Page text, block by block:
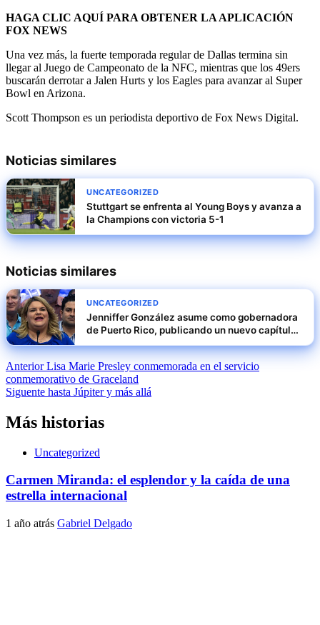
HAGA CLIC AQUÍ PARA OBTENER LA APLICACIÓN
FOX NEWS
Una vez más, la fuerte temporada regular de Dallas termina sin
llegar al Juego de Campeonato de la NFC, mientras que los 49ers
buscarán derrotar a Jalen Hurts y los Eagles para avanzar al Super
Bowl en Arizona.
Scott Thompson es un periodista deportivo de Fox News Digital.
Noticias similares
UNCATEGORIZED
Stuttgart se enfrenta al Young Boys y avanza a
la Champions con victoria 5-1
Noticias similares
UNCATEGORIZED
Jenniffer González asume como gobernadora
de Puerto Rico, publicando un nuevo capítulo
en la historia política de la isla
Navegación
de
AnteriorLisa Marie Presley conmemorada en el servicio
conmemorativo de Graceland
Siguente hasta Júpiter y más allá
Más historias
Uncategorized
Carmen Miranda: el esplendor y la caída de una
estrella internacional
1 año atrás Gabriel Delgado